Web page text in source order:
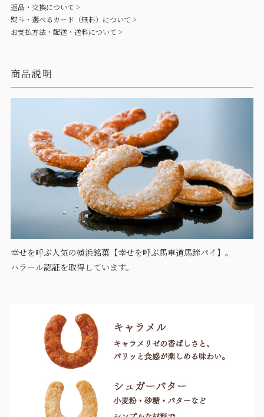
返品・交換について >
熨斗・選べるカード（無料）について >
お支払方法・配送・送料について >
商品説明
幸せを呼ぶ人気の横浜銘菓【幸せを呼ぶ馬車道馬蹄パイ】。
ハラール認証を取得しています。